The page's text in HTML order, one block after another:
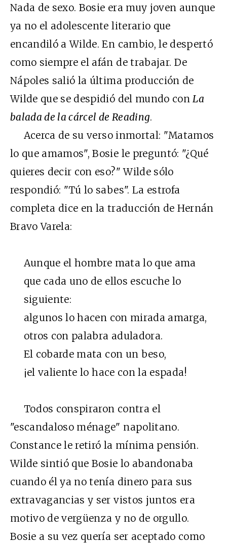
Nada de sexo. Bosie era muy joven aunque
ya no el adolescente literario que
encandiló a Wilde. En cambio, le despertó
como siempre el afán de trabajar. De
Nápoles salió la última producción de
Wilde que se despidió del mundo conLa
balada de la cárcel de Reading.
Acerca de su verso inmortal: "Matamos
lo que amamos", Bosie le preguntó: "¿Qué
quieres decir con eso?" Wilde sólo
respondió: "Tú lo sabes". La estrofa
completa dice en la traducción de Hernán
Bravo Varela:
Aunque el hombre mata lo que ama
que cada uno de ellos escuche lo
siguiente:
algunos lo hacen con mirada amarga,
otros con palabra aduladora.
El cobarde mata con un beso,
¡el valiente lo hace con la espada!
Todos conspiraron contra el
"escandaloso ménage" napolitano.
Constance le retiró la mínima pensión.
Wilde sintió que Bosie lo abandonaba
cuando él ya no tenía dinero para sus
extravagancias y ser vistos juntos era
motivo de vergüenza y no de orgullo.
Bosie a su vez quería ser aceptado como